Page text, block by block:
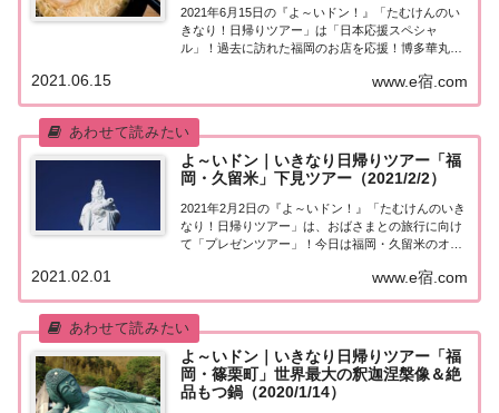
2021年6月15日の『よ～いドン！』「たむけんのい
きなり！日帰りツアー」は「日本応援スペシャ
ル」！過去に訪れた福岡のお店を応援！博多華丸さ
介します。取り上げられたスポットはこちら！日本
応援スペシャル「福岡」街行く人にいきなり声をか
け...
www.e宿.com
2021.06.15
よ～いドン｜いきなり日帰りツアー「福
岡・久留米」下見ツアー（2021/2/2）
2021年2月2日の『よ～いドン！』「たむけんのいき
なり！日帰りツアー」は、おばさまとの旅行に向け
て「プレゼンツアー」！今日は福岡・久留米のオス
飯＆推定22億の巨大観音など、取り上げられたスポ
ットはこちら！「福岡・久留米」日帰りプレ...
www.e宿.com
2021.02.01
よ～いドン｜いきなり日帰りツアー「福
岡・篠栗町」世界最大の釈迦涅槃像＆絶
品もつ鍋（2020/1/14）